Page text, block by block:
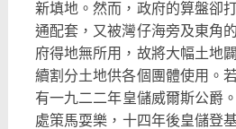
新填地。然而，政府的算盤卻
通配套，又被灣仔海旁及東角
府得地無所用，故將大幅土地
續割分土地供各個團體使用。
有一九二二年皇儲威爾斯公爵
處策馬耍樂， 十四年後皇儲登